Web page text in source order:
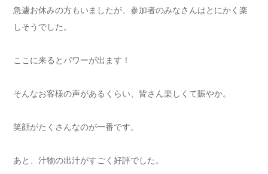
急遽お休みの方もいましたが、参加者のみなさんはとにかく楽
しそうでした。
ここに来るとパワーが出ます！
そんなお客様の声があるくらい、皆さん楽しくて賑やか。
笑顔がたくさんなのが一番です。
あと、汁物の出汁がすごく好評でした。